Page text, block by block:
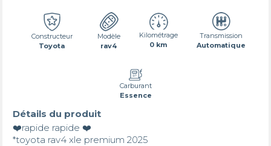
Constructeur
Toyota
Modèle
rav4
Kilométrage
0 km
Transmission
Automatique
Carburant
Essence
Détails du produit
❤️rapide rapide ❤️
*toyota rav4 xle premium 2025